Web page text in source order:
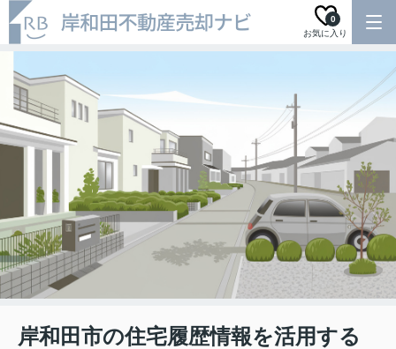
お気に入り
0
岸和田市の住宅履歴情報を活用する